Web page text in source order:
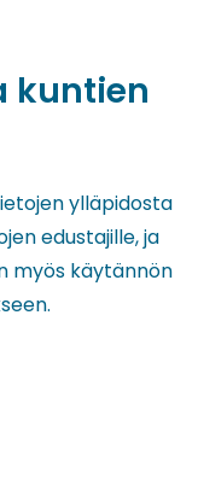
kuntien
ylläpidosta
edustajille, ja
myös käytännön